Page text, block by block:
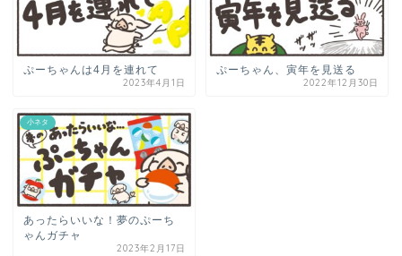
ぷーちゃんは4月を連れて
2023年4月1日
ぷーちゃん、寅年を見送る
2022年12月30日
小ネタ
あったらいいな！夢のぷーち
ゃんガチャ
2023年2月17日